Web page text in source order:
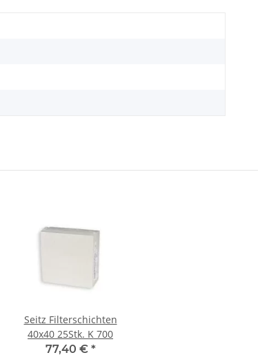
Seitz Filterschichten
40x40 25Stk. K 700
77,40 € *